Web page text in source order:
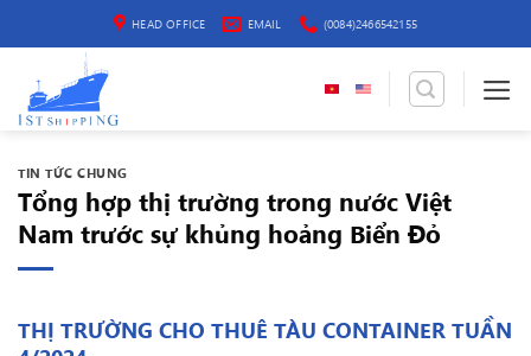
dung
HEAD OFFICE EMAIL (0084)2466542155
TIN TỨC CHUNG
Tổng hợp thị trường trong nước Việt
Nam trước sự khủng hoảng Biển Đỏ
THỊ TRƯỜNG CHO THUÊ TÀU CONTAINER TUẦN